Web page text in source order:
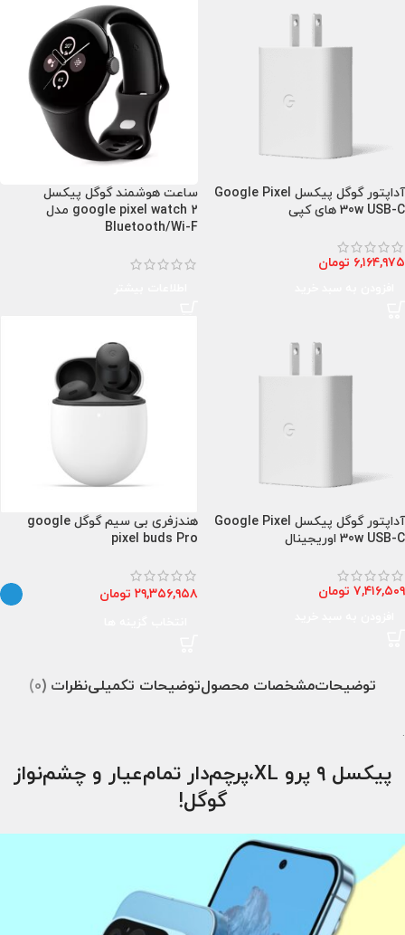
آداپتور گوگل پیکسل Google Pixel
30w USB-C های کپی
۶,۱۶۴,۹۷۵ تومان
ساعت هوشمند گوگل پیکسل
google pixel watch 2 مدل
Bluetooth/Wi-F
آداپتور گوگل پیکسل Google Pixel
30w USB-C اوریجینال
۷,۴۱۶,۵۰۹ تومان
هندزفری بی سیم گوگل google
pixel buds Pro
۲۹,۳۵۶,۹۵۸ تومان
توضیحاتمشخصات محصولتوضیحات تکمیلینظرات (0)
.
پیکسل ۹ پرو XL،پرچم‌دار تمام‌عیار و چشم‌نواز
گوگل!